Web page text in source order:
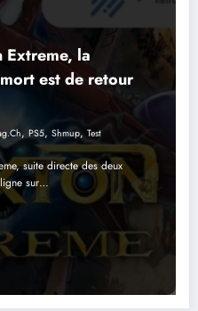
Extreme, la
est de retour
, PS5, Shmup, Test
suite directe des deux
sur…